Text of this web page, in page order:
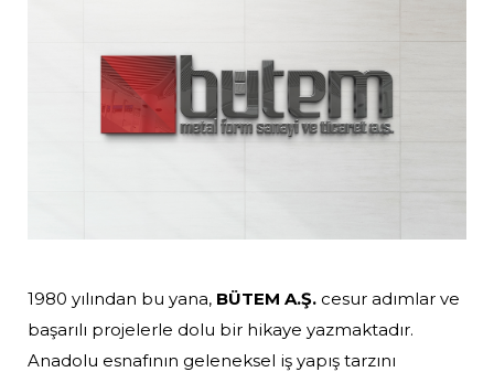
1980 yılından bu yana, BÜTEM A.Ş. cesur adımlar ve
başarılı projelerle dolu bir hikaye yazmaktadır.
Anadolu esnafının geleneksel iş yapış tarzını